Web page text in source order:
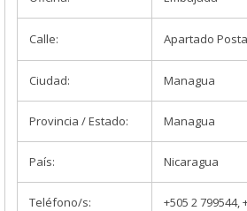
Calle: Apartado
Ciudad: Managua
Provincia / Estado: Managua
País: Nicaragua
Teléfono/s: +505 2 799544,